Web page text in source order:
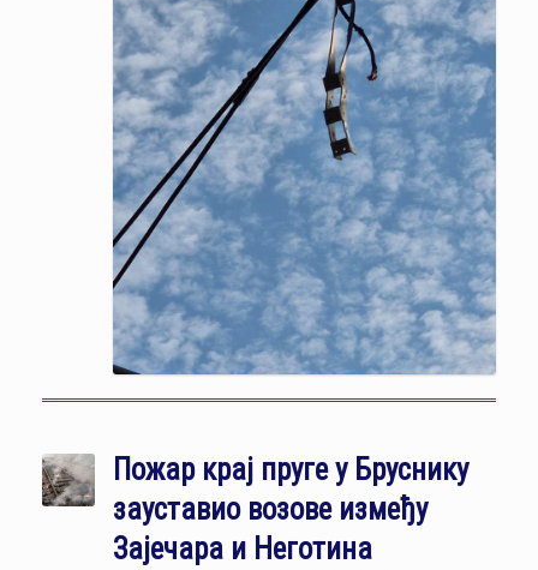
Пожар крај пруге у Бруснику
зауставио возове између
Зајечара и Неготина